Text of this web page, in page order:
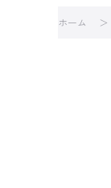
ホーム